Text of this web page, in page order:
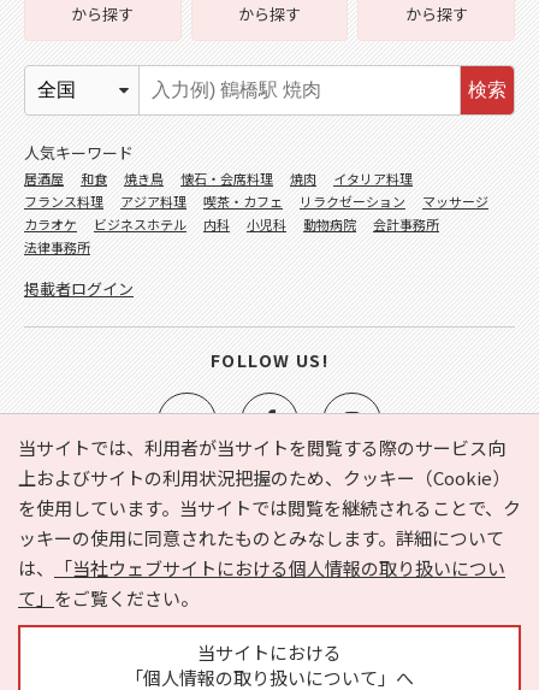
当サイトでは、利用者が当サイトを閲覧する際のサービス向
上およびサイトの利用状況把握のため、クッキー（Cookie）
を使用しています。当サイトでは閲覧を継続されることで、ク
ッキーの使用に同意されたものとみなします。詳細について
は、
「当社ウェブサイトにおける個人情報の取り扱いについ
て」 をご覧ください。
当サイトにおける
「個人情報の取り扱いについて」へ
e-NAVITA（イーナビタ）とは？ お気に入り
ヘルプ
利用規約
個人情報の取り扱いについて
運営会社
サイトマップ
広告掲載に関するお問い合わせ
から探す
から探す
から探す
検索
人気キーワード
居酒屋 和食 焼き鳥 懐石・会席料理 焼肉
イタリア料理
フランス料理
アジア料理 喫茶・カフェ リラクゼーション
マッサージ
カラオケ
ビジネスホテル 内科 小児科 動物病院
会計事務所
法律事務所
掲載者ログイン
FOLLOW US!